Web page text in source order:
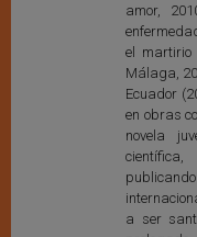
amor,
el martirio
Málaga,
Ecuador
en obras
novela
a ser